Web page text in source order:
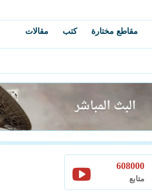
مقاطع مختارة كتب مقالات
608000
متابع